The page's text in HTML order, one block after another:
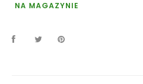
NA MAGAZYNIE